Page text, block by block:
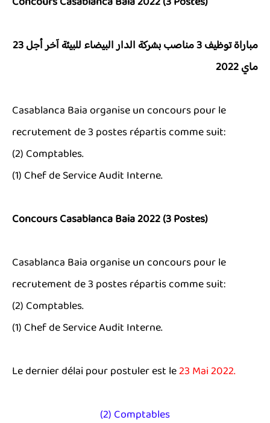
مباراة توظيف 3 مناصب بشركة الدار البيضاء للبيئة آخر أجل 23
ماي 2022
Casablanca Baia organise un concours pour le
recrutement de 3 postes répartis comme suit:
(2) Comptables.
(1) Chef de Service Audit Interne.
Concours Casablanca Baia 2022 (3 Postes)
Casablanca Baia organise un concours pour le
recrutement de 3 postes répartis comme suit:
(2) Comptables.
(1) Chef de Service Audit Interne.
Le dernier délai pour postuler est le23 Mai 2022.
(2) Comptables